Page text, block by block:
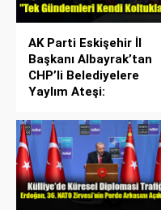
AK Parti Eskişehir İl
Başkanı Albayrak’tan
CHP’li Belediyelere
Yaylım Ateşi: